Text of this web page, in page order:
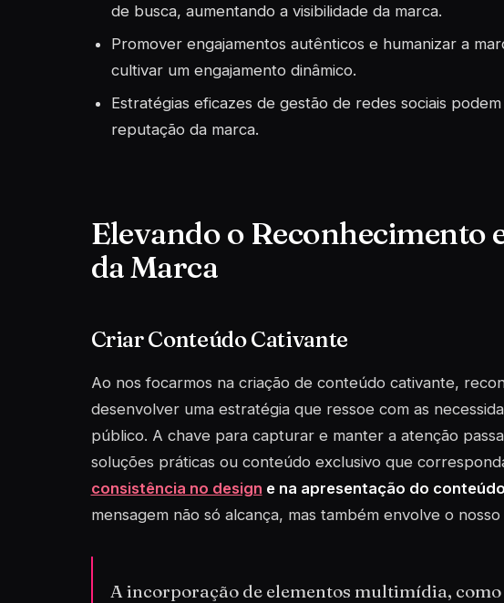
de busca, aumentando a visibilidade da marca.
Promover engajamentos autênticos e humanizar a
cultivar um engajamento dinâmico.
Estratégias eficazes de gestão de redes sociais
reputação da marca.
Elevando o Reconhecimento
da Marca
Criar Conteúdo Cativante
Ao nos focarmos na criação de conteúdo cativante,
desenvolver uma estratégia que ressoe com as
público. A chave para capturar e manter a atenção
soluções práticas ou conteúdo exclusivo que
consistência no design e na apresentação do
mensagem não só alcança, mas também envolve o
A incorporação de elementos multimídia,